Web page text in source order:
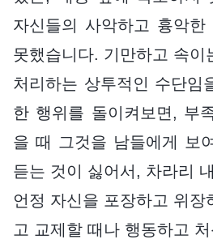
자신들의 사악하고 흉악한
못했습니다. 기만하고 속이
처리하는 상투적인 수단임
한 행위를 돌이켜보면, 부
을 때 그것을 남들에게 보
듣는 것이 싫어서, 차라리
언정 자신을 포장하고 위장
고 교제할 때나 행동하고